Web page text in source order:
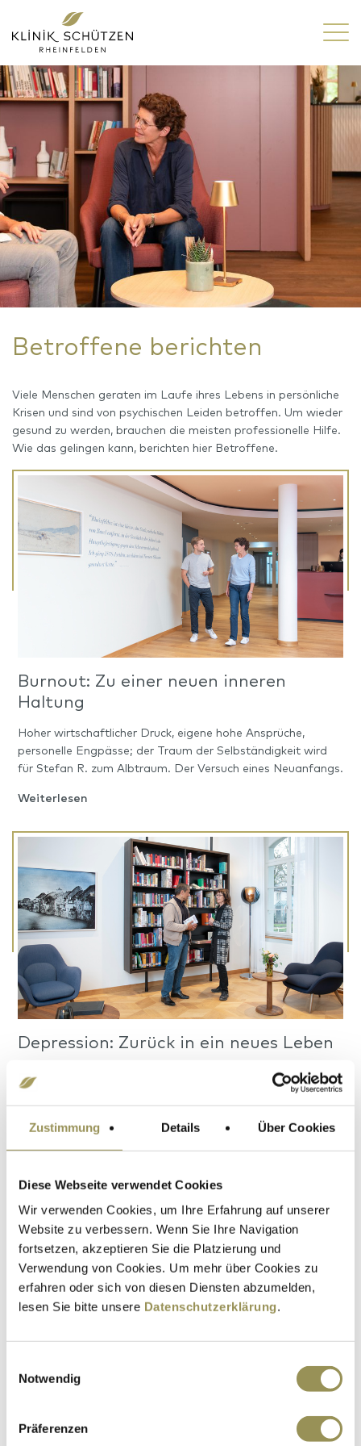
Zustimmung Details Über Cookies
Diese Webseite verwendet Cookies
Wir verwenden Cookies, um Ihre Erfahrung auf unserer
Website zu verbessern. Wenn Sie Ihre Navigation
fortsetzen, akzeptieren Sie die Platzierung und
Verwendung von Cookies. Um mehr über Cookies zu
erfahren oder sich von diesen Diensten abzumelden,
lesen Sie bitte unsere Datenschutzerklärung.
Notwendig
Präferenzen
Betroffene berichten
Viele Menschen geraten im Laufe ihres Lebens in persönliche
Krisen und sind von psychischen Leiden betroffen. Um wieder
gesund zu werden, brauchen die meisten professionelle Hilfe.
Wie das gelingen kann, berichten hier Betroffene.
Burnout: Zu einer neuen inneren
Haltung
Hoher wirtschaftlicher Druck, eigene hohe Ansprüche,
personelle Engpässe; der Traum der Selbständigkeit wird
für Stefan R. zum Albtraum. Der Versuch eines Neuanfangs.
Weiterlesen
Depression: Zurück in ein neues Leben
Mit 58 Jahren stürzt Katharina L. von einer Leiter. Der
Unfall wirft sie aus der Bahn. Dabei hatte sie in ihrem Leben
immer alles aus eigener Kraft gemeistert – auch grosse
Herausforderungen.
vorgeht